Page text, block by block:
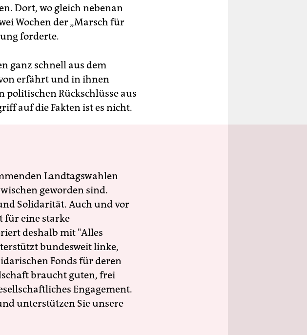
Dort, wo gleich nebenan
Wochen der „Marsch für
forderte.
ganz schnell aus dem
erfährt und in ihnen
politischen Rückschlüsse aus
auf die Fakten ist es nicht.
Landtagswahlen
geworden sind.
Solidarität. Auch und vor
für eine starke
deshalb mit "Alles
bundesweit linke,
Fonds für deren
braucht guten, frei
Engagement.
unterstützen Sie unsere